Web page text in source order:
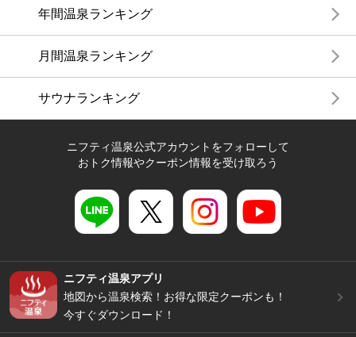
年間温泉ランキング
月間温泉ランキング
サウナランキング
ニフティ温泉公式アカウントをフォローして
おトク情報やクーポン情報を受け取ろう
ニフティ温泉アプリ
地図から温泉検索！お得な限定クーポンも！
今すぐダウンロード！